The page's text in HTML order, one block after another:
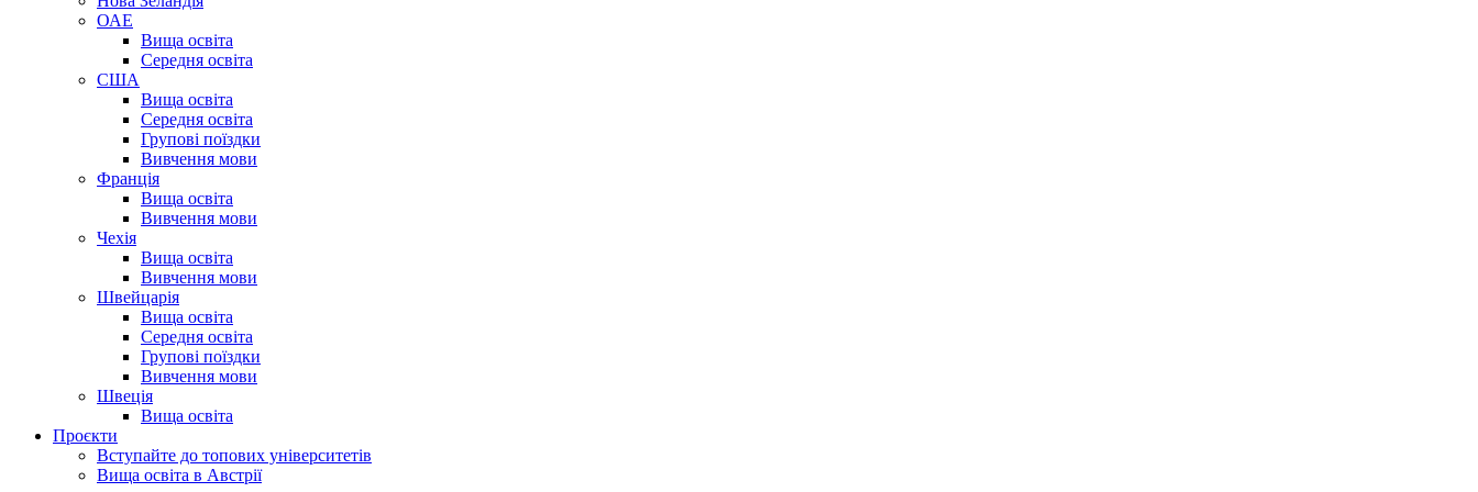
ОАЕ
Вища освіта
Середня освіта
США
Вища освіта
Середня освіта
Групові поїздки
Вивчення мови
Франція
Вища освіта
Вивчення мови
Чехія
Вища освіта
Вивчення мови
Швейцарія
Вища освіта
Середня освіта
Групові поїздки
Вивчення мови
Швеція
Вища освіта
Проєкти
Вступайте до топових університетів
Вища освіта в Австрії